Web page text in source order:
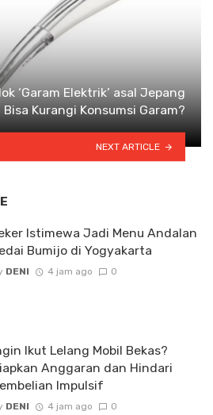
‘Garam Elektrik’ asal Jepang
Bisa Kurangi Konsumsi Garam?
NEXT ARTICLE
Istimewa Jadi Menu Andalan
Bumijo di Yogyakarta
DENI 4 jam ago 0
Ikut Lelang Mobil Bekas?
Anggaran dan Hindari
Impulsif
DENI 4 jam ago 0